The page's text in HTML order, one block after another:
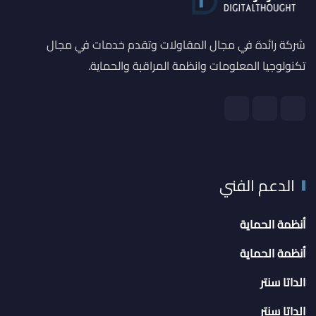
شركة رائدة في مجال المقاولات وتقدم خدمات في مجال
تكنولوجيا المعلومات وانظمة المراقبة والحماية.
الدعم الفني
أنظمة الحماية
أنظمة الحماية
الداتا سنتر
الداتا سنتر